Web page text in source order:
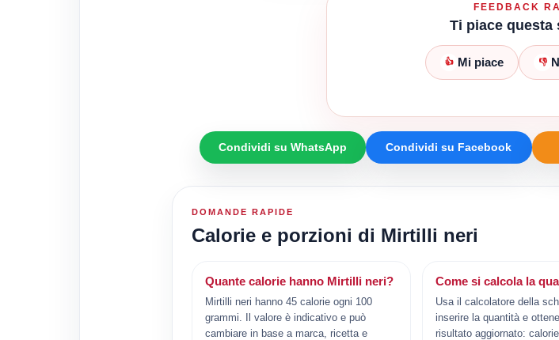
FEEDBACK
Ti piace questa
👍 Mi piace 👎
Condividi su WhatsApp Condividi su Facebook
DOMANDE RAPIDE
Calorie e porzioni di Mirtilli neri
Quante calorie hanno Mirtilli neri?
Mirtilli neri hanno 45 calorie ogni 100
grammi. Il valore è indicativo e può
cambiare in base a marca, ricetta e
Come si calcola la
Usa il calcolatore della
inserire la quantità e
risultato aggiornato: